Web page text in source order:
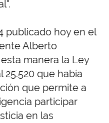
publicado hoy en el
Alberto
manera la Ley
que había
que permite a
participar
en las